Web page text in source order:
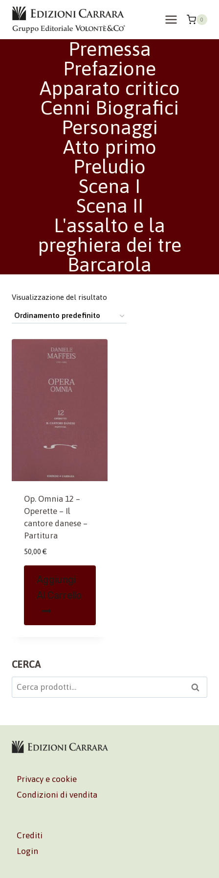
Salta
contenuto
0
Premessa
Prefazione
Apparato critico
Cenni Biografici
Personaggi
Atto primo
Preludio
Scena I
Scena II
L'assalto e la
preghiera dei tre
Barcarola
Visualizzazione del risultato
Op. Omnia 12 –
Operette – Il
cantore danese –
Partitura
50,00 €
Aggiungi
Al Carrello
CERCA
Cerca: Cerca
Privacy e cookie
Condizioni di vendita
Crediti
Login